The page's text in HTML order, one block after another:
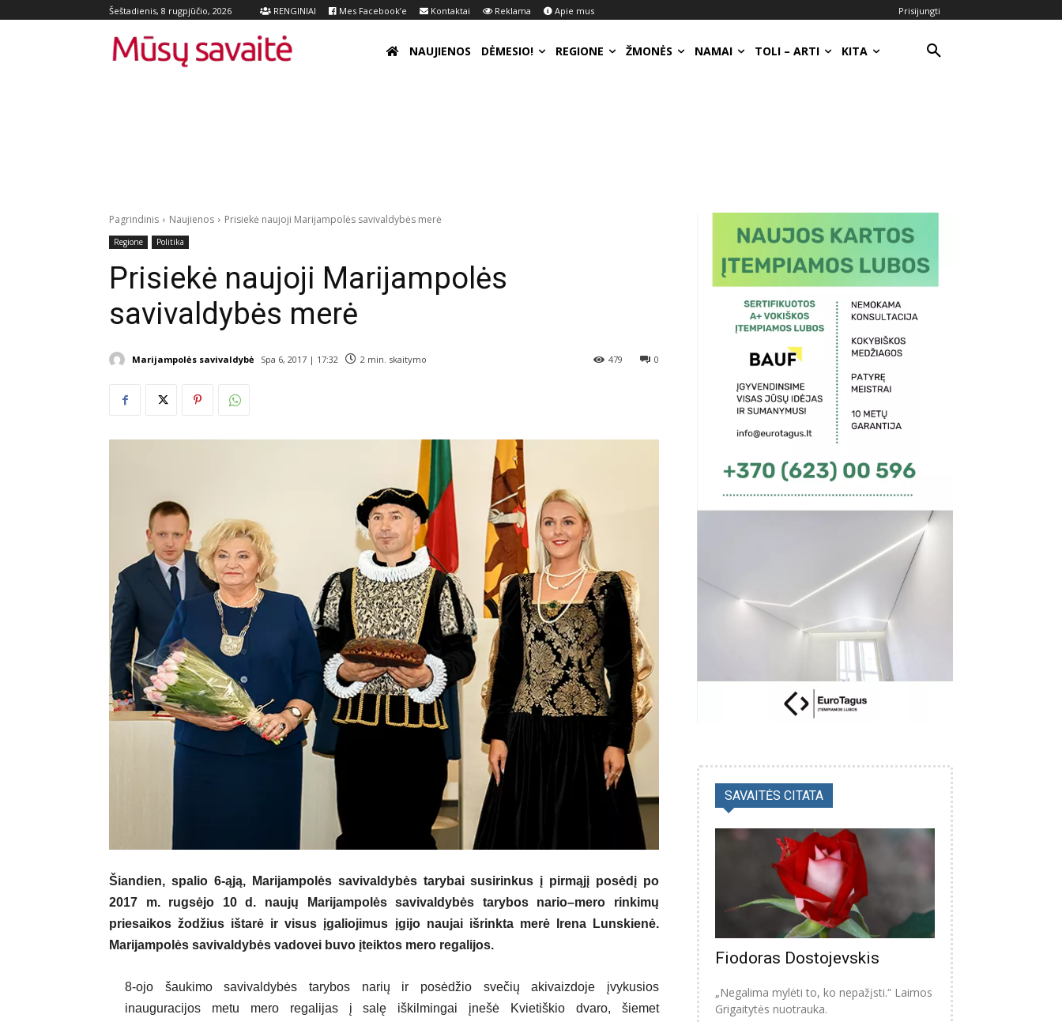
Šeštadienis, 8 rugpjūčio, 2026 RENGINIAI Mes Facebook’e Kontaktai Reklama Apie mus Prisijungti
NAUJIENOS DĖMESIO! REGIONE ŽMONĖS NAMAI TOLI – ARTI KITA
Pagrindinis Naujienos Prisiekė naujoji Marijampolės savivaldybės merė
Regione Politika
Prisiekė naujoji Marijampolės
savivaldybės merė
Marijampolės savivaldybė Spa 6, 2017 | 17:32 2 min. skaitymo 0
479
Šiandien, spalio 6-ąją, Marijampolės savivaldybės tarybai susirinkus į pirmąjį posėdį po
2017 m. rugsėjo 10 d. naujų Marijampolės savivaldybės tarybos nario–mero rinkimų
priesaikos žodžius ištarė ir visus įgaliojimus įgijo naujai išrinkta merė Irena Lunskienė.
Marijampolės savivaldybės vadovei buvo įteiktos mero regalijos.
8-ojo šaukimo savivaldybės tarybos narių ir posėdžio svečių akivaizdoje įvykusios
inauguracijos metu mero regalijas į salę iškilmingai įnešė Kvietiškio dvaro, šiemet
SAVAITĖS CITATA
Fiodoras Dostojevskis
„Negalima mylėti to, ko nepažįsti.“ Laimos
Grigaitytės nuotrauka.